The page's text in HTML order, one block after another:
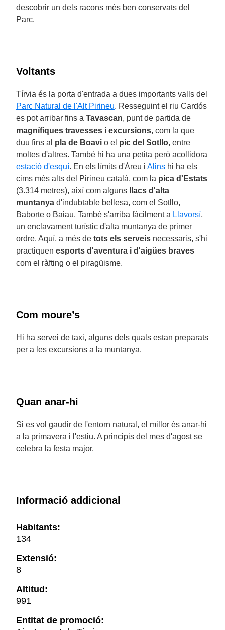
descobrir un dels racons més ben conservats del
Parc.
Voltants
Tírvia és la porta d'entrada a dues importants valls del
Parc Natural de l'Alt Pirineu. Resseguint el riu Cardós
es pot arribar fins a Tavascan, punt de partida de
magnífiques travesses i excursions, com la que
duu fins al pla de Boavi o el pic del Sotllo, entre
moltes d'altres. També hi ha una petita però acollidora
estació d'esquí. En els límits d'Àreu i Alins hi ha els
cims més alts del Pirineu català, com la pica d'Estats
(3.314 metres), així com alguns
llacs d'alta
muntanya d'indubtable bellesa, com el Sotllo,
Baborte o Baiau. També s'arriba fàcilment a Llavorsí,
un enclavament turístic d'alta muntanya de primer
ordre. Aquí, a més de tots els serveis necessaris, s'hi
practiquen esports d'aventura i d'aigües braves
com el ràfting o el piragüisme.
Com moure’s
Hi ha servei de taxi, alguns dels quals estan preparats
per a les excursions a la muntanya.
Quan anar-hi
Si es vol gaudir de l'entorn natural, el millor és anar-hi
a la primavera i l'estiu. A principis del mes d'agost se
celebra la festa major.
Informació addicional
Habitants:
134
Extensió:
8
Altitud:
991
Entitat de promoció: